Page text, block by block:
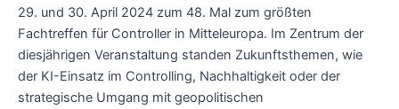
29. und 30. April 2024 zum 48. Mal zum größten
Fachtreffen für Controller in Mitteleuropa. Im Zentrum der
diesjährigen Veranstaltung standen Zukunftsthemen, wie
der KI-Einsatz im Controlling, Nachhaltigkeit oder der
strategische Umgang mit geopolitischen